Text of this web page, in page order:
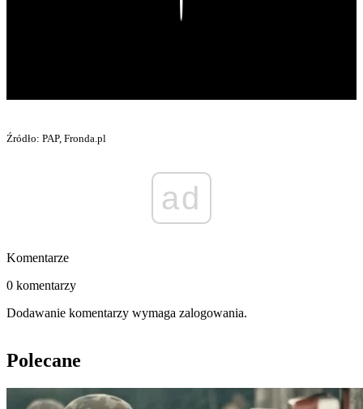
Źródło: PAP, Fronda.pl
ad
Komentarze
0 komentarzy
Dodawanie komentarzy wymaga zalogowania.
Polecane